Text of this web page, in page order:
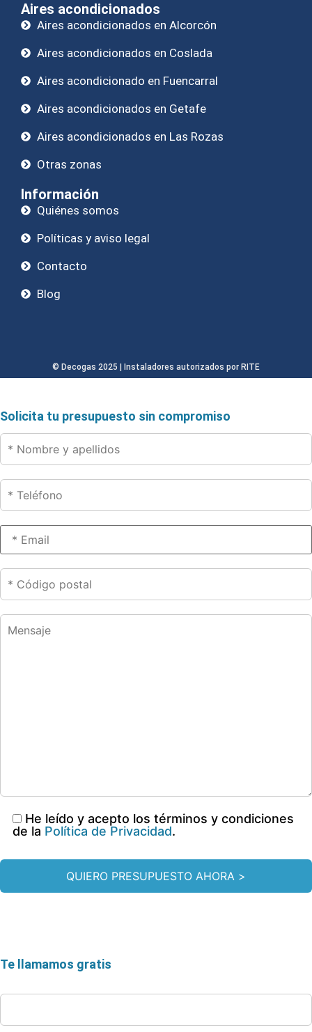
Aires acondicionados
Aires acondicionados en Alcorcón
Aires acondicionados en Coslada
Aires acondicionado en Fuencarral
Aires acondicionados en Getafe
Aires acondicionados en Las Rozas
Otras zonas
Información
Quiénes somos
Políticas y aviso legal
Contacto
Blog
© Decogas 2025 | Instaladores autorizados por RITE
Solicita tu presupuesto sin compromiso
He leído y acepto los términos y condiciones
de la Política de Privacidad.
Te llamamos gratis